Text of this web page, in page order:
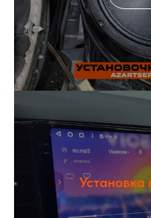
Установка